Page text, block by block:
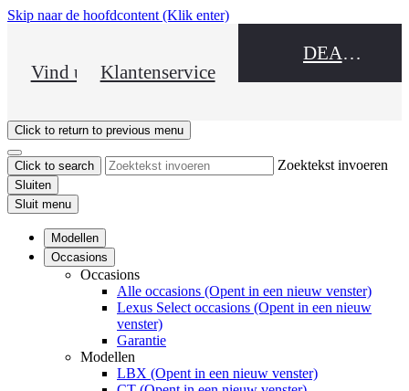
Skip naar de hoofdcontent (Klik enter)
Vind uw dealerKlantenservice
DEALER NAME
Click to return to previous menu
Click to search Zoektekst invoeren
Sluiten
Sluit menu
Modellen
Occasions
Occasions
Alle occasions (Opent in een nieuw venster)
Lexus Select occasions (Opent in een nieuw
venster)
Garantie
Modellen
LBX (Opent in een nieuw venster)